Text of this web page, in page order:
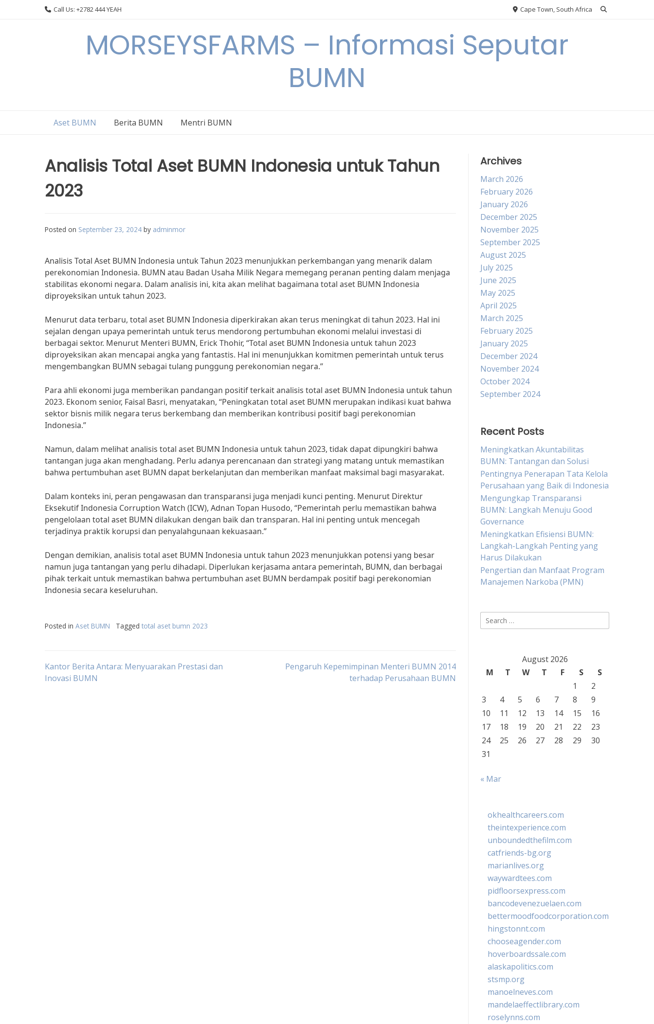
Call Us: +2782 444 YEAH Cape Town, South Africa
MORSEYSFARMS – Informasi Seputar
BUMN
Aset BUMN Berita BUMN Mentri BUMN
Analisis Total Aset BUMN Indonesia untuk Tahun
2023
Posted on September 23, 2024 by adminmor
Analisis Total Aset BUMN Indonesia untuk Tahun 2023 menunjukkan perkembangan yang menarik dalam
perekonomian Indonesia. BUMN atau Badan Usaha Milik Negara memegang peranan penting dalam menjaga
stabilitas ekonomi negara. Dalam analisis ini, kita akan melihat bagaimana total aset BUMN Indonesia
diproyeksikan untuk tahun 2023.
Menurut data terbaru, total aset BUMN Indonesia diperkirakan akan terus meningkat di tahun 2023. Hal ini
sejalan dengan upaya pemerintah untuk terus mendorong pertumbuhan ekonomi melalui investasi di
berbagai sektor. Menurut Menteri BUMN, Erick Thohir, “Total aset BUMN Indonesia untuk tahun 2023
diproyeksikan akan mencapai angka yang fantastis. Hal ini menunjukkan komitmen pemerintah untuk terus
mengembangkan BUMN sebagai tulang punggung perekonomian negara.”
Para ahli ekonomi juga memberikan pandangan positif terkait analisis total aset BUMN Indonesia untuk tahun
2023. Ekonom senior, Faisal Basri, menyatakan, “Peningkatan total aset BUMN merupakan indikasi kuat bahwa
sektor bisnis milik negara terus berkembang dan memberikan kontribusi positif bagi perekonomian
Indonesia.”
Namun, dalam melihat analisis total aset BUMN Indonesia untuk tahun 2023, tidak dapat dipungkiri bahwa
tantangan juga akan menghadang. Perlu adanya perencanaan dan strategi yang matang untuk memastikan
bahwa pertumbuhan aset BUMN dapat berkelanjutan dan memberikan manfaat maksimal bagi masyarakat.
Dalam konteks ini, peran pengawasan dan transparansi juga menjadi kunci penting. Menurut Direktur
Eksekutif Indonesia Corruption Watch (ICW), Adnan Topan Husodo, “Pemerintah perlu memastikan bahwa
pengelolaan total aset BUMN dilakukan dengan baik dan transparan. Hal ini penting untuk mencegah
terjadinya praktik korupsi dan penyalahgunaan kekuasaan.”
Dengan demikian, analisis total aset BUMN Indonesia untuk tahun 2023 menunjukkan potensi yang besar
namun juga tantangan yang perlu dihadapi. Diperlukan kerjasama antara pemerintah, BUMN, dan berbagai
pihak terkait untuk memastikan bahwa pertumbuhan aset BUMN berdampak positif bagi perekonomian
Indonesia secara keseluruhan.
Posted in Aset BUMN Tagged total aset bumn 2023
Post
Kantor Berita Antara: Menyuarakan Prestasi dan
Inovasi BUMN
Pengaruh Kepemimpinan Menteri BUMN 2014
terhadap Perusahaan BUMN
Archives
March 2026
February 2026
January 2026
December 2025
November 2025
September 2025
August 2025
July 2025
June 2025
May 2025
April 2025
March 2025
February 2025
January 2025
December 2024
November 2024
October 2024
September 2024
Recent Posts
Meningkatkan Akuntabilitas
BUMN: Tantangan dan Solusi
Pentingnya Penerapan Tata Kelola
Perusahaan yang Baik di Indonesia
Mengungkap Transparansi
BUMN: Langkah Menuju Good
Governance
Meningkatkan Efisiensi BUMN:
Langkah-Langkah Penting yang
Harus Dilakukan
Pengertian dan Manfaat Program
Manajemen Narkoba (PMN)
Search
for:
August 2026
M
T W T F S
S
1
2
3
4 5 6 7 8
9
10
11 12 13 14 15
16
17
18 19 20 21 22
23
24
25 26 27 28 29
30
31
« Mar
okhealthcareers.com
theintexperience.com
unboundedthefilm.com
catfriends-bg.org
marianlives.org
waywardtees.com
pidfloorsexpress.com
bancodevenezuelaen.com
bettermoodfoodcorporation.com
hingstonnt.com
chooseagender.com
hoverboardssale.com
alaskapolitics.com
stsmp.org
manoelneves.com
mandelaeffectlibrary.com
roselynns.com